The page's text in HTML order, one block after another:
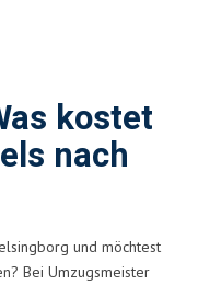
kostet
nach
und möchtest
Bei Umzugsmeister